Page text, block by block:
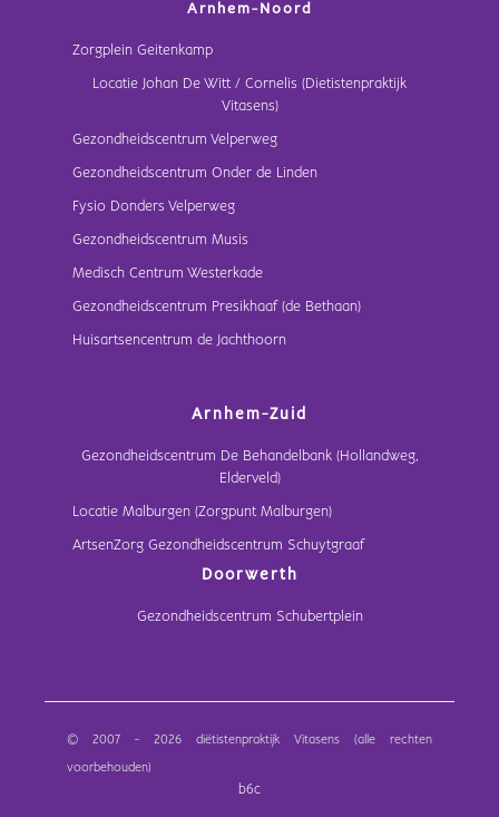
Arnhem-Noord
Zorgplein Geitenkamp
Locatie Johan De Witt / Cornelis (Dietistenpraktijk
Vitasens)
Gezondheidscentrum Velperweg
Gezondheidscentrum Onder de Linden
Fysio Donders Velperweg
Gezondheidscentrum Musis
Medisch Centrum Westerkade
Gezondheidscentrum Presikhaaf (de Bethaan)
Huisartsencentrum de Jachthoorn
Arnhem-Zuid
Gezondheidscentrum De Behandelbank (Hollandweg,
Elderveld)
Locatie Malburgen (Zorgpunt Malburgen)
ArtsenZorg Gezondheidscentrum Schuytgraaf
Doorwerth
Gezondheidscentrum Schubertplein
© 2007 - 2026 diëtistenpraktijk Vitasens (alle rechten
voorbehouden)
b6c